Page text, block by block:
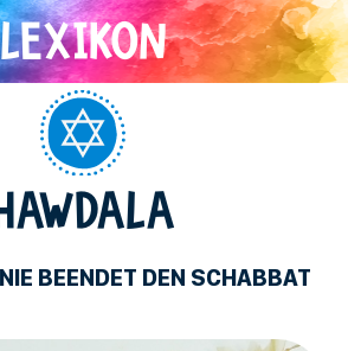
BEENDET DEN SCHABBAT